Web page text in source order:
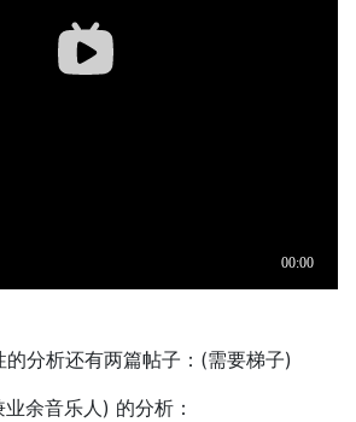
分析还有两篇帖子：(需要梯子)
余音乐人) 的分析：